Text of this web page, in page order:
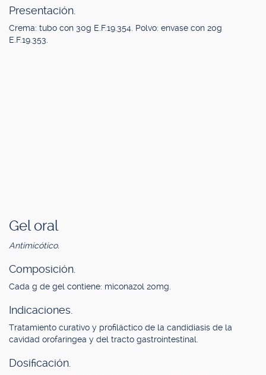
Presentación.
Crema: tubo con 30g E.F.19.354. Polvo: envase con 20g
E.F.19.353.
Gel oral
Antimicótico.
Composición.
Cada g de gel contiene: miconazol 20mg.
Indicaciones.
Tratamiento curativo y profiláctico de la candidiasis de la
cavidad orofaríngea y del tracto gastrointestinal.
Dosificación.